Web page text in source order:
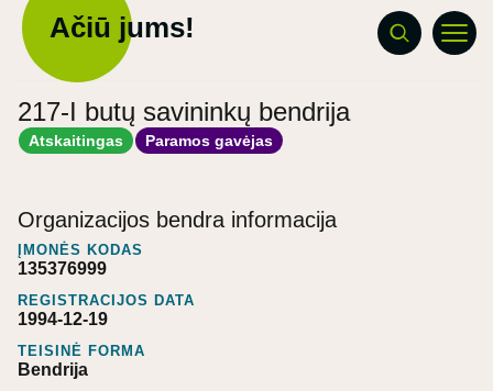
Ačiū jums!
217-I butų savininkų bendrija
Atskaitingas Paramos gavėjas
Organizacijos bendra informacija
ĮMONĖS KODAS
135376999
REGISTRACIJOS DATA
1994-12-19
TEISINĖ FORMA
Bendrija